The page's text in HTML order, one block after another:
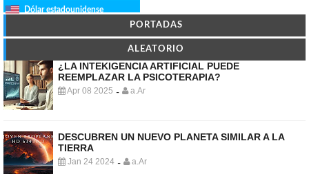
Dólar estadounidense
PORTADAS
ALEATORIO
¿LA INTEKIGENCIA ARTIFICIAL PUEDE
REEMPLAZAR LA PSICOTERAPIA?
Apr 08 2025 - a.Ar
DESCUBREN UN NUEVO PLANETA SIMILAR A LA
TIERRA
Jan 24 2024 - a.Ar